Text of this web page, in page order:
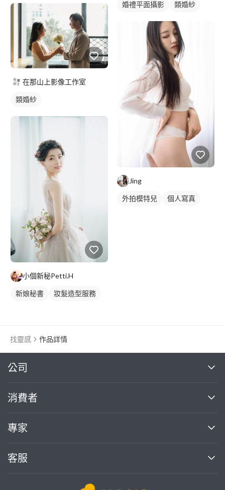
在那山上影像工作室
類婚紗
小個新秘Petti.H
新娘秘書 妝髮造型服務
婚禮平面攝影 類婚紗
Jing
外拍模特兒
個人寫真
找靈感 作品詳情
公司
關於我們
部落格
加入我們
消費者
買服務
熱門服務
專家
案件中心
客服
繼續完成